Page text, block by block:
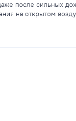
после сильных
на открытом